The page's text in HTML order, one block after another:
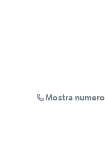
Mostra numero